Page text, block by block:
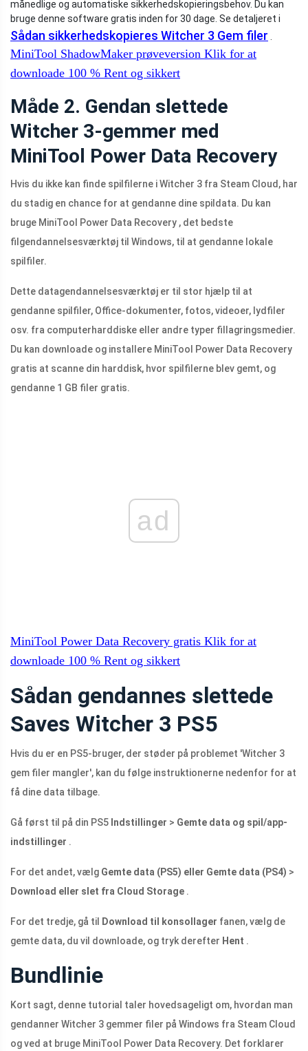
månedlige og automatiske sikkerhedskopieringsbehov. Du kan
bruge denne software gratis inden for 30 dage. Se detaljeret i
Sådan sikkerhedskopieres Witcher 3 Gem filer
MiniTool ShadowMaker prøveversion Klik for at
downloade 100 % Rent og sikkert
Måde 2. Gendan slettede
Witcher 3-gemmer med
MiniTool Power Data Recovery
Hvis du ikke kan finde spilfilerne i Witcher 3 fra Steam Cloud, har
du stadig en chance for at gendanne dine spildata. Du kan
bruge MiniTool Power Data Recovery , det bedste
filgendannelsesværktøj til Windows, til at gendanne lokale
spilfiler.
Dette datagendannelsesværktøj er til stor hjælp til at
gendanne spilfiler, Office-dokumenter, fotos, videoer, lydfiler
osv. fra computerharddiske eller andre typer fillagringsmedier.
Du kan downloade og installere MiniTool Power Data Recovery
gratis at scanne din harddisk, hvor spilfilerne blev gemt, og
gendanne 1 GB filer gratis.
ad
MiniTool Power Data Recovery gratis Klik for at
downloade 100 % Rent og sikkert
Sådan gendannes slettede
Saves Witcher 3 PS5
Hvis du er en PS5-bruger, der støder på problemet 'Witcher 3
gem filer mangler', kan du følge instruktionerne nedenfor for at
få dine data tilbage.
Gå først til på din PS5 Indstillinger > Gemte data og spil/app-
indstillinger .
For det andet, vælg Gemte data (PS5) eller Gemte data (PS4) >
Download eller slet fra Cloud Storage .
For det tredje, gå til Download til konsollager fanen, vælg de
gemte data, du vil downloade, og tryk derefter Hent .
Bundlinie
Kort sagt, denne tutorial taler hovedsageligt om, hvordan man
gendanner Witcher 3 gemmer filer på Windows fra Steam Cloud
og ved at bruge MiniTool Power Data Recovery. Det forklarer